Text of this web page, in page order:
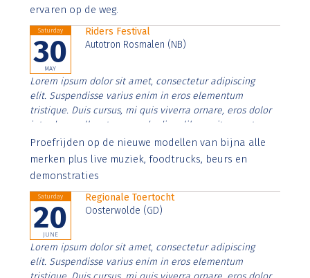
ervaren op de weg.
Saturday
30
MAY
Riders Festival
Autotron Rosmalen (NB)
Lorem ipsum dolor sit amet, consectetur adipiscing
elit. Suspendisse varius enim in eros elementum
tristique. Duis cursus, mi quis viverra ornare, eros dolor
interdum nulla, ut commodo diam libero vitae erat.
Aenean faucibus nibh et justo cursus id rutrum lorem
imperdiet. Nunc ut sem vitae risus tristique posuere.
Proefrijden op de nieuwe modellen van bijna alle
merken plus live muziek, foodtrucks, beurs en
demonstraties
Saturday
20
JUNE
Regionale Toertocht
Oosterwolde (GD)
Lorem ipsum dolor sit amet, consectetur adipiscing
elit. Suspendisse varius enim in eros elementum